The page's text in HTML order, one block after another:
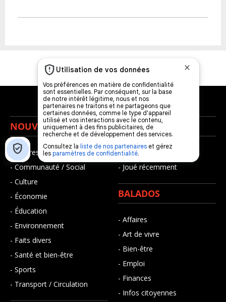
NOUVELLES
- Affaires municipales
- Communauté / Social
- Culture
- Économie
- Éducation
- Environnement
- Faits divers
- Santé et bien-être
- Sports
- Transport / Circulation
MUSIQUE
- Décompte franco
- Joué récemment
BALADOS
- Affaires
- Art de vivre
- Bien-être
- Emploi
- Finances
- Infos citoyennes